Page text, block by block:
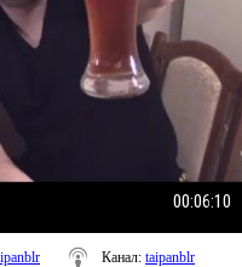
00:06:10
Канал: taipanblr